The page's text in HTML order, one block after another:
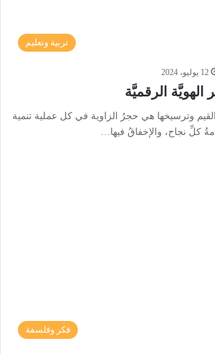
تربية وتعليم
12 يوليو، 2024
الهويَّة الرقميَّة
القيم وترسيخها هي حجرُ الزاوية في كل عملية تنمية
كلِّ نجاح، والإخفاقُ فيها…
فكر وفلسفة